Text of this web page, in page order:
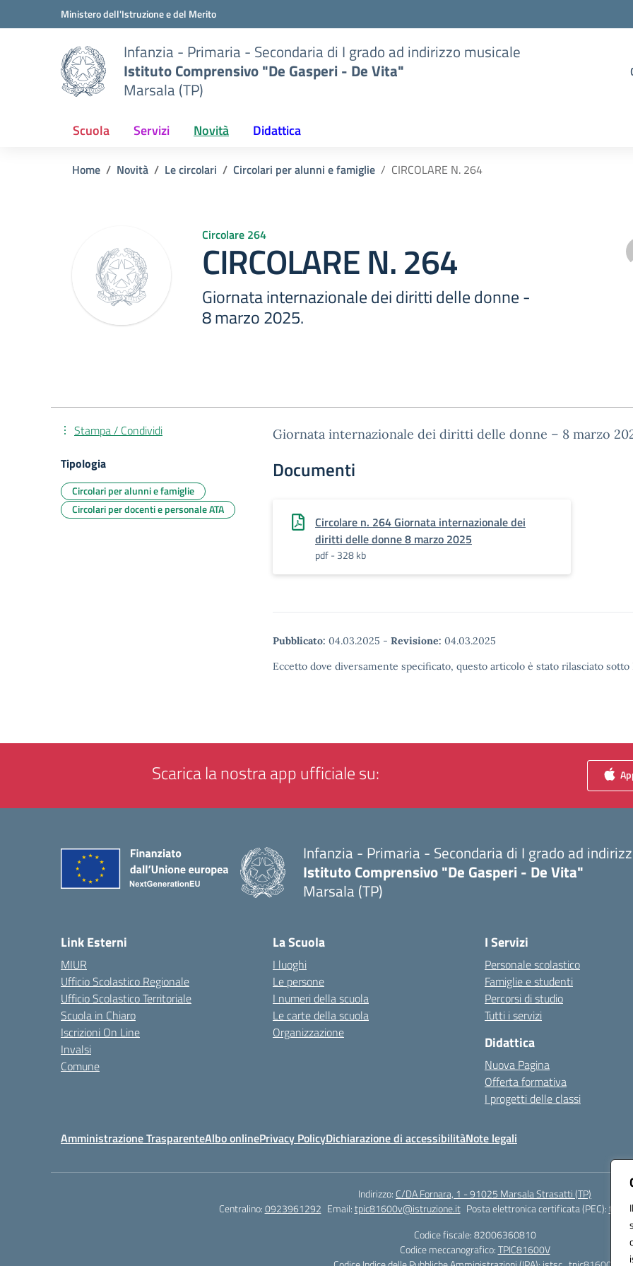
Vai ai contenuti
Vai al menu di navigazioneMinistero dell'Istruzione e del Merito
Infanzia - Primaria - Secondaria di I grado ad indirizzo musicale
Istituto Comprensivo "De Gasperi - De Vita"
Marsala (TP)
Scuola Servizi Novità Didattica
Home Novità Le circolari Circolari per alunni e famiglie CIRCOLARE N. 264
Circolare 264
CIRCOLARE N. 264
Giornata internazionale dei diritti delle donne -
8 marzo 2025.
Giornata internazionale dei diritti delle donne – 8 marzo
Documenti
Circolare n. 264 Giornata internazionale dei
diritti delle donne 8 marzo 2025
pdf - 328 kb
Pubblicato: 04.03.2025 - Revisione: 04.03.2025
Eccetto dove diversamente specificato, questo articolo è stato rilasciato
Stampa / Condividi
Tipologia
Circolari per alunni e famiglie
Circolari per docenti e personale ATA
Scarica la nostra app ufficiale su:
Infanzia - Primaria - Secondaria di I grado ad
Istituto Comprensivo "De Gasperi - De Vita"
Marsala (TP)
Link Esterni
MIUR
Ufficio Scolastico Regionale
Ufficio Scolastico Territoriale
Scuola in Chiaro
Iscrizioni On Line
Invalsi
Comune
La Scuola
I luoghi
Le persone
I numeri della scuola
Le carte della scuola
Organizzazione
I Servizi
Personale scolastico
Famiglie e studenti
Percorsi di studio
Tutti i servizi
Didattica
Nuova Pagina
Offerta formativa
I progetti delle classi
Amministrazione TrasparenteAlbo onlinePrivacy PolicyDichiarazione di accessibilitàNote legali
Indirizzo: C/DA Fornara, 1 - 91025 Marsala Strasatti (TP)
Centralino:0923961292 Email:tpic81600v@istruzione.it Posta elettronica certificata (PEC):
Codice fiscale: 82006360810
Codice meccanografico:TPIC81600V